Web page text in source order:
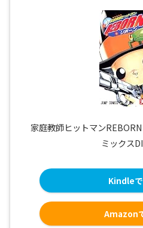
家庭教師ヒットマン
ミックス
Kindle
Amazon